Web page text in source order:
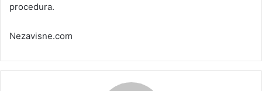
procedura.
Nezavisne.com